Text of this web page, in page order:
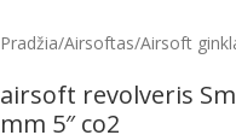
Pradžia/Airsoftas/Airsoft
airsoft revolveris
mm 5″ co2